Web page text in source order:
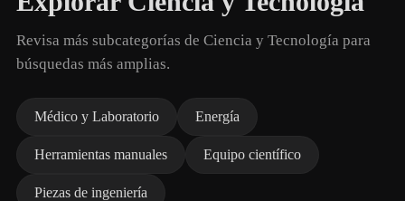
Revisa más subcategorías de Ciencia y Tecnología para
búsquedas más amplias.
Médico y Laboratorio Energía
Herramientas manuales Equipo científico
Piezas de ingeniería